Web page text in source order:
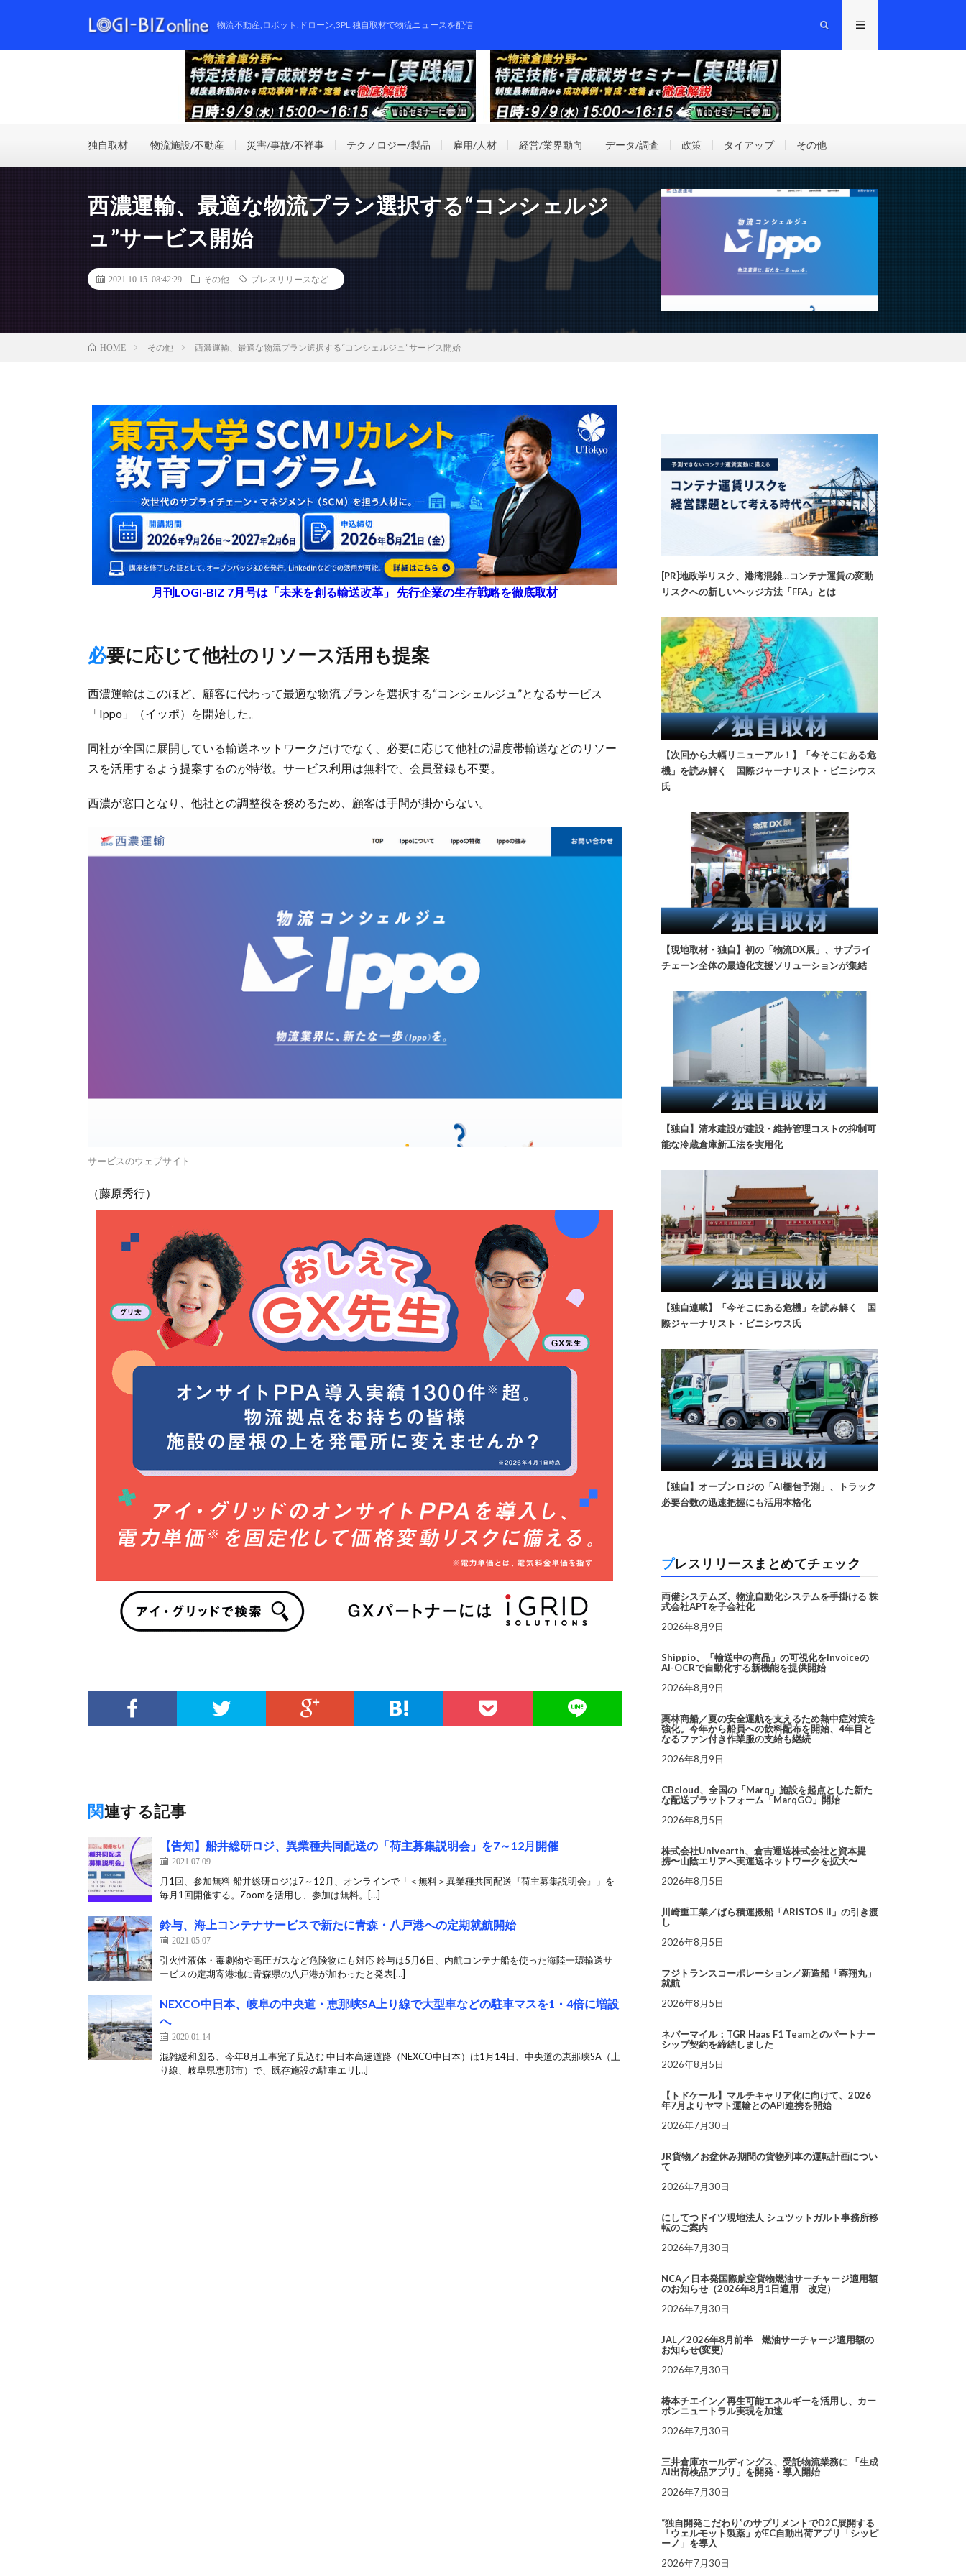
物流不動産,ロボット,ドローン,3PL,独自取材で物流ニュースを配信
独自取材 物流施設/不動産 災害/事故/不祥事 テクノロジー/製品 雇用/人材 経営/業界動向 データ/調査 政策 タイアップ その他
西濃運輸、最適な物流プラン選択する“コンシェルジ
ュ”サービス開始
2021.10.15 08:42:29 その他 プレスリリースなど
HOME その他 西濃運輸、最適な物流プラン選択する“コンシェルジュ”サービス開始
月刊LOGI-BIZ 7月号は「未来を創る輸送改革」 先行企業の生存戦略を徹底取材
必要に応じて他社のリソース活用も提案
西濃運輸はこのほど、顧客に代わって最適な物流プランを選択する“コンシェルジュ”となるサービス
「Ippo」（イッポ）を開始した。
同社が全国に展開している輸送ネットワークだけでなく、必要に応じて他社の温度帯輸送などのリソー
スを活用するよう提案するのが特徴。サービス利用は無料で、会員登録も不要。
西濃が窓口となり、他社との調整役を務めるため、顧客は手間が掛からない。
サービスのウェブサイト
（藤原秀行）
関連する記事
【告知】船井総研ロジ、異業種共同配送の「荷主募集説明会」を7～12月開催
2021.07.09
月1回、参加無料 船井総研ロジは7～12月、オンラインで「＜無料＞異業種共同配送『荷主募集説明会』」を
毎月1回開催する。Zoomを活用し、参加は無料。[…]
鈴与、海上コンテナサービスで新たに青森・八戸港への定期就航開始
2021.05.07
引火性液体・毒劇物や高圧ガスなど危険物にも対応 鈴与は5月6日、内航コンテナ船を使った海陸一環輸送サ
ービスの定期寄港地に青森県の八戸港が加わったと発表[…]
NEXCO中日本、岐阜の中央道・恵那峡SA上り線で大型車などの駐車マスを1・4倍に増設
へ
2020.01.14
混雑緩和図る、今年8月工事完了見込む 中日本高速道路（NEXCO中日本）は1月14日、中央道の恵那峡SA（上
り線、岐阜県恵那市）で、既存施設の駐車エリ[…]
[PR]地政学リスク、港湾混雑…コンテナ運賃の変動
リスクへの新しいヘッジ方法「FFA」とは
【次回から大幅リニューアル！】「今そこにある危
機」を読み解く 国際ジャーナリスト・ビニシウス
氏
【現地取材・独自】初の「物流DX展」、サプライ
チェーン全体の最適化支援ソリューションが集結
【独自】清水建設が建設・維持管理コストの抑制可
能な冷蔵倉庫新工法を実用化
【独自連載】「今そこにある危機」を読み解く 国
際ジャーナリスト・ビニシウス氏
【独自】オープンロジの「AI梱包予測」、トラック
必要台数の迅速把握にも活用本格化
プレスリリースまとめてチェック
両備システムズ、物流自動化システムを手掛ける 株
式会社APTを子会社化
2026年8月9日
Shippio、「輸送中の商品」の可視化をInvoiceの
AI-OCRで自動化する新機能を提供開始
2026年8月9日
栗林商船／夏の安全運航を支えるため熱中症対策を
強化。今年から船員への飲料配布を開始、4年目と
なるファン付き作業服の支給も継続
2026年8月9日
CBcloud、全国の「Marq」施設を起点とした新た
な配送プラットフォーム「MarqGO」開始
2026年8月5日
株式会社Univearth、倉吉運送株式会社と資本提
携〜山陰エリアへ実運送ネットワークを拡大〜
2026年8月5日
川崎重工業／ばら積運搬船「ARISTOS II」の引き渡
し
2026年8月5日
フジトランスコーポレーション／新造船「蓉翔丸」
就航
2026年8月5日
ネバーマイル：TGR Haas F1 Teamとのパートナー
シップ契約を締結しました
2026年8月5日
【トドケール】マルチキャリア化に向けて、2026
年7月よりヤマト運輸とのAPI連携を開始
2026年7月30日
JR貨物／お盆休み期間の貨物列車の運転計画につい
て
2026年7月30日
にしてつドイツ現地法人 シュツットガルト事務所移
転のご案内
2026年7月30日
NCA／日本発国際航空貨物燃油サーチャージ適用額
のお知らせ（2026年8月1日適用 改定）
2026年7月30日
JAL／2026年8月前半 燃油サーチャージ適用額の
お知らせ(変更)
2026年7月30日
椿本チエイン／再生可能エネルギーを活用し、カー
ボンニュートラル実現を加速
2026年7月30日
三井倉庫ホールディングス、受託物流業務に 「生成
AI出荷検品アプリ」を開発・導入開始
2026年7月30日
“独自開発こだわり”のサプリメントでD2C展開する
「ウェルモット製薬」がEC自動出荷アプリ「シッピ
ーノ」を導入
2026年7月30日